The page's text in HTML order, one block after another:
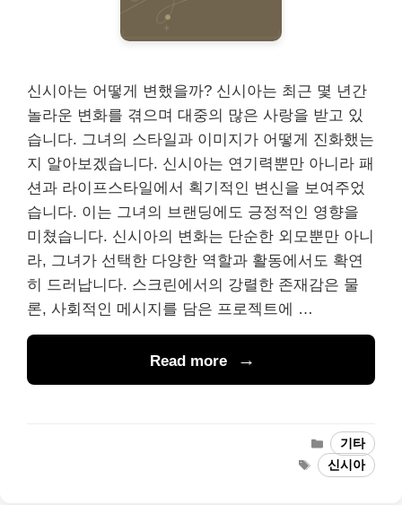
신시아는 어떻게 변했을까? 신시아는 최근 몇 년간
놀라운 변화를 겪으며 대중의 많은 사랑을 받고 있
습니다. 그녀의 스타일과 이미지가 어떻게 진화했는
지 알아보겠습니다. 신시아는 연기력뿐만 아니라 패
션과 라이프스타일에서 획기적인 변신을 보여주었
습니다. 이는 그녀의 브랜딩에도 긍정적인 영향을
미쳤습니다. 신시아의 변화는 단순한 외모뿐만 아니
라, 그녀가 선택한 다양한 역할과 활동에서도 확연
히 드러납니다. 스크린에서의 강렬한 존재감은 물
론, 사회적인 메시지를 담은 프로젝트에 …
Read more
Categories
기타
Tags신시아